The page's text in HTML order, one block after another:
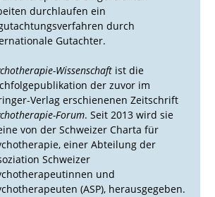
durchlaufen ein
durch
Gutachter.
Wissenschaftist die
der zuvor im
Verlag erschienenen Zeitschrift
Forum. Seit 2013 wird sie
von der Schweizer Charta für
einer Abteilung der
Schweizer
und
(ASP), herausgegeben.